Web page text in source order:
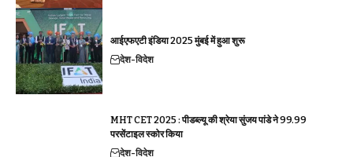
आईएफएटी इंडिया 2025 मुंबई में हुआ शुरू
देश-विदेश
MHT CET 2025 : पीडब्ल्यू की श्रेया सुंजय पांडे ने 99.99
परसेंटाइल स्कोर किया
देश-विदेश